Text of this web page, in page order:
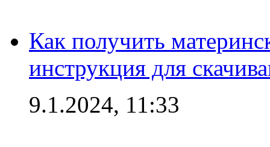
Как получить
инструкция для
9.1.2024, 11:33